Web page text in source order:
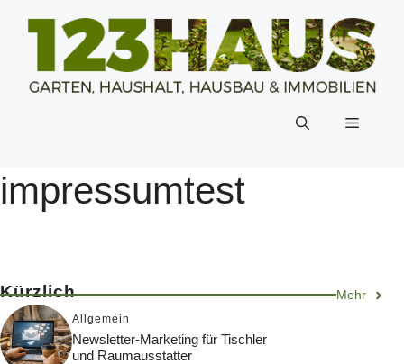
Inhalt
Menü
impressumtest
Kürzlich Mehr
Allgemein
Newsletter-Marketing für Tischler
und Raumausstatter